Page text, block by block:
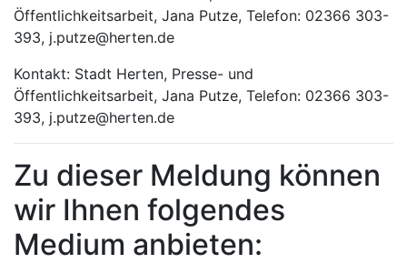
Öffentlichkeitsarbeit, Jana Putze, Telefon: 02366 303-
393, j.putze@herten.de
Kontakt: Stadt Herten, Presse- und
Öffentlichkeitsarbeit, Jana Putze, Telefon: 02366 303-
393, j.putze@herten.de
Zu dieser Meldung können
wir Ihnen folgendes
Medium anbieten: